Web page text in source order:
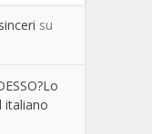
su
italiano